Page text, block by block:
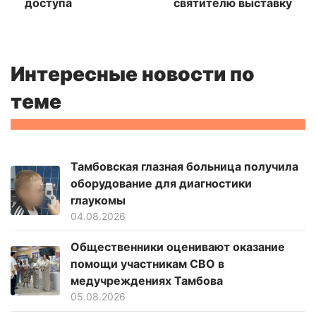
Интересные новости по
теме
Тамбовская глазная больница получила
оборудование для диагностики
глаукомы
04.08.2026
Общественники оценивают оказание
помощи участникам СВО в
медучреждениях Тамбова
05.08.2026